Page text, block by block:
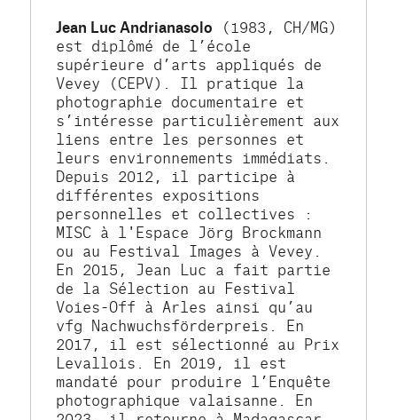
Jean Luc Andrianasolo (1983, CH/MG)
est diplômé de l’école
supérieure d’arts appliqués de
Vevey (CEPV). Il pratique la
photographie documentaire et
s’intéresse particulièrement aux
liens entre les personnes et
leurs environnements immédiats.
Depuis 2012, il participe à
différentes expositions
personnelles et collectives :
MISC à l'Espace Jörg Brockmann
ou au Festival Images à Vevey.
En 2015, Jean Luc a fait partie
de la Sélection au Festival
Voies-Off à Arles ainsi qu’au
vfg Nachwuchsförderpreis. En
2017, il est sélectionné au Prix
Levallois. En 2019, il est
mandaté pour produire l’Enquête
photographique valaisanne. En